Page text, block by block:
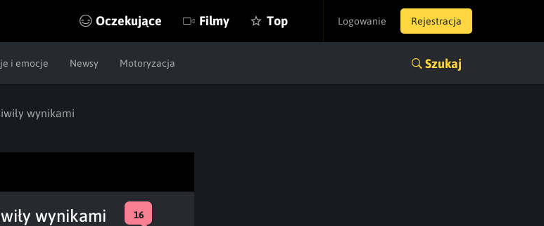
Logowanie Rejestracja
Oczekujące Filmy Top
i emocje Newsy Motoryzacja Szukaj
wynikami
wynikami 16